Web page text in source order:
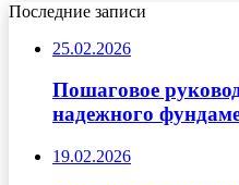
Последние записи
25.02.2026
Пошаговое
надежного
19.02.2026